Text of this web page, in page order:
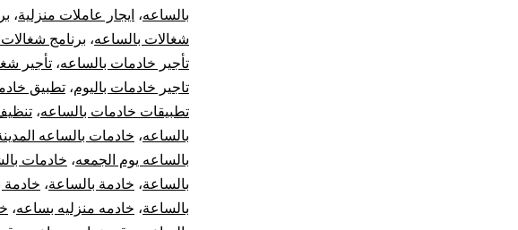
بالساعه، ايجار عاملات منزلية،
شغالات بالساعه، برنامج شغالات
تأجير خادمات بالساعه، تأجير
تاجير خادمات باليوم، تطبيق
تطبيقات خادمات بالساعه،
بالساعه، خادمات بالساعه
بالساعه يوم الجمعه، خادمات
بالساعة، خادمة بالساعة، خادمة
بالساعة، خادمه منزليه بساعه،